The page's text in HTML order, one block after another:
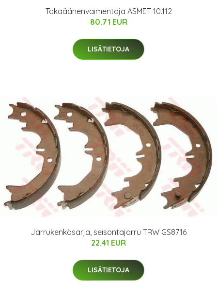
Takaäänenvaimentaja ASMET 10.112
80.71 EUR
LISÄTIETOJA
Jarrukenkäsarja, seisontajarru TRW GS8716
22.41 EUR
LISÄTIETOJA